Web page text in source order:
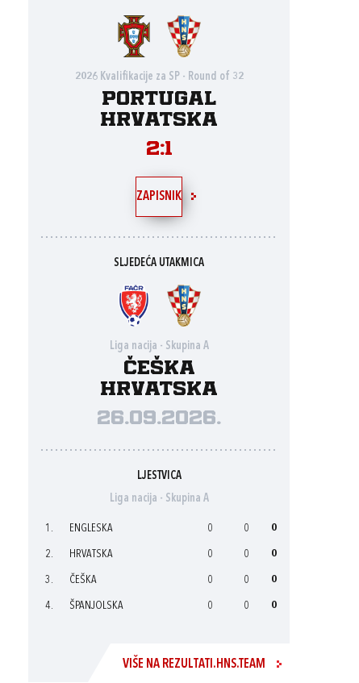
2026 Kvalifikacije za SP - Round of 32
Portugal
Hrvatska
2:1
ZAPISNIK
SLJEDEĆA UTAKMICA
Liga nacija - Skupina A
Češka
Hrvatska
26.09.2026.
LJESTVICA
Liga nacija - Skupina A
1. ENGLESKA 0 0 0
2. HRVATSKA 0 0 0
3. ČEŠKA 0 0 0
4. ŠPANJOLSKA 0 0 0
VIŠE NA REZULTATI.HNS.TEAM